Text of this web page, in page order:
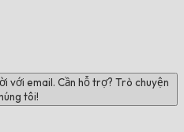
với email. Cần hỗ trợ? Trò chuyện
tôi!